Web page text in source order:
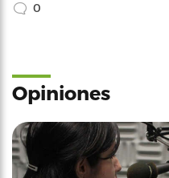
0
Opiniones